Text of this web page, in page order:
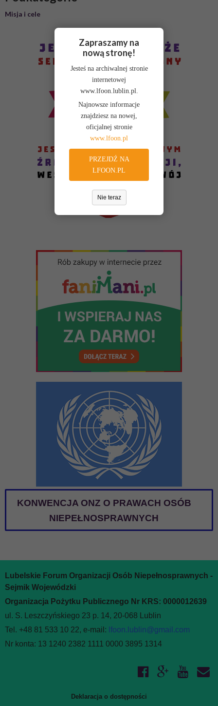
Misja i cele
KONWENCJA ONZ O PRAWACH OSÓB
NIEPEŁNOSPRAWNYCH
Lubelskie Forum Organizacji Osób Niepełnosprawnych -
Sejmik Wojewódzki
Organizacja Pożytku Publicznego Nr KRS: 0000012639
ul. S. Leszczyńskiego 23 p. 14, 20-068 Lublin
Tel. +48 81 533 10 22, e-mail: lfoon.lublin@gmail.com
Nr konta: 13 1240 2382 1111 0000 3895 1314
Deklaracja o dostępności
Zapraszamy na
nową stronę!
Jesteś na archiwalnej stronie
internetowej
www.lfoon.lublin.pl.
Najnowsze informacje
znajdziesz na nowej,
oficjalnej stronie
www.lfoon.pl
PRZEJDŹ NA
LFOON.PL
Nie teraz